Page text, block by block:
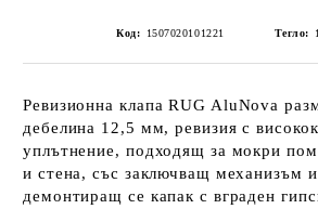
Код: 1507020101221 Тегло:
Ревизионна клапа RUG AluNovа
дебелина 12,5 мм, ревизия с
уплътнение, подходящ за мокри
и стена, със заключващ механизъм и
демонтиращ се капак с вграден